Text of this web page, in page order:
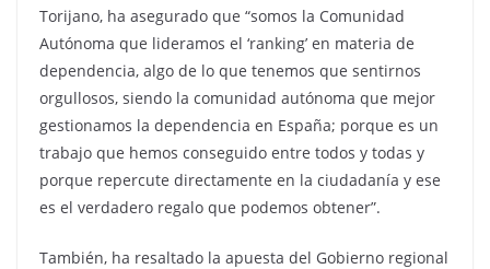
Torijano, ha asegurado que “somos la Comunidad
Autónoma que lideramos el ‘ranking’ en materia de
dependencia, algo de lo que tenemos que sentirnos
orgullosos, siendo la comunidad autónoma que mejor
gestionamos la dependencia en España; porque es un
trabajo que hemos conseguido entre todos y todas y
porque repercute directamente en la ciudadanía y ese
es el verdadero regalo que podemos obtener”.
También, ha resaltado la apuesta del Gobierno regional